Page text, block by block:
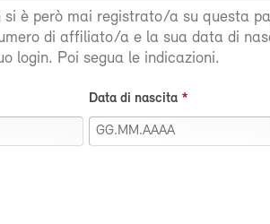
è però mai registrato/a su questa
di affiliato/a e la sua data di
login. Poi segua le indicazioni.
Data di nascita